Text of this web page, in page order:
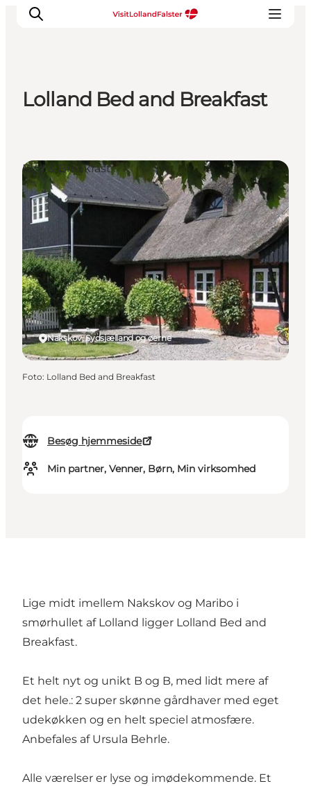
For børn
Kultur
Gastronomi
Planlæg din ferie
Lolland Bed and Breakfast
Besøg hjemmeside
Min partner, Venner, Børn, Min virksomhed
Nakskov, Sydsjælland og øerne
Bed & Breakfast
Foto: Lolland Bed and Breakfast
Lige midt imellem Nakskov og Maribo i
smørhullet af Lolland ligger Lolland Bed and
Breakfast.
Et helt nyt og unikt B og B, med lidt mere af
det hele.: 2 super skønne gårdhaver med eget
udekøkken og en helt speciel atmosfære.
Anbefales af Ursula Behrle.
Alle værelser er lyse og imødekommende. Et